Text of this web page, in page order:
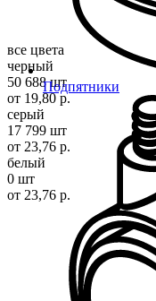
Подпятники
все цвета
черный
50 688 шт
от 19,80 р.
серый
17 799 шт
от 23,76 р.
белый
0 шт
от 23,76 р.